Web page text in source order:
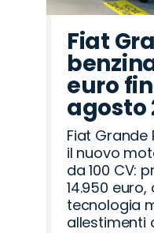
Fiat
euro
agosto
Fiat
il nuovo
da 100 CV:
14.950
tecnologia
allestimenti